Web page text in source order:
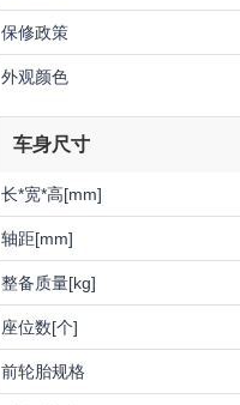
保修政策
外观颜色
车身尺寸
长*宽*高[mm]
轴距[mm]
整备质量[kg]
座位数[个]
前轮胎规格